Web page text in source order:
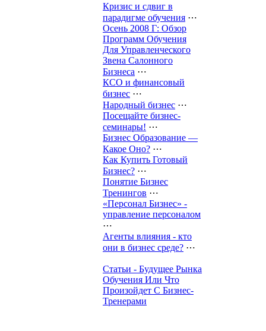
Кризис и сдвиг в
парадигме обучения ⋯
Осень 2008 Г: Обзор
Программ Обучения
Для Управленческого
Звена Салонного
Бизнеса ⋯
КСО и финансовый
бизнес ⋯
Народный бизнес ⋯
Посещайте бизнес-
семинары! ⋯
Бизнес Образование —
Какое Оно? ⋯
Как Купить Готовый
Бизнес? ⋯
Понятие Бизнес
Тренингов ⋯
«Персонал Бизнес» -
управление персоналом
⋯
Агенты влияния - кто
они в бизнес среде? ⋯
Статьи - Будущее Рынка
Обучения Или Что
Произойдет С Бизнес-
Тренерами